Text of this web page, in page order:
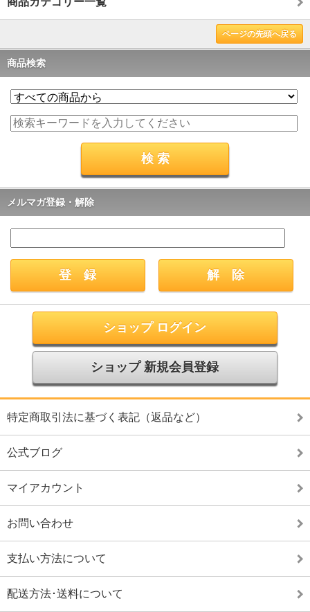
ページの先頭へ戻る
商品検索
メルマガ登録・解除
ショップ ログイン
ショップ 新規会員登録
特定商取引法に基づく表記（返品など）
公式ブログ
マイアカウント
お問い合わせ
支払い方法について
配送方法･送料について